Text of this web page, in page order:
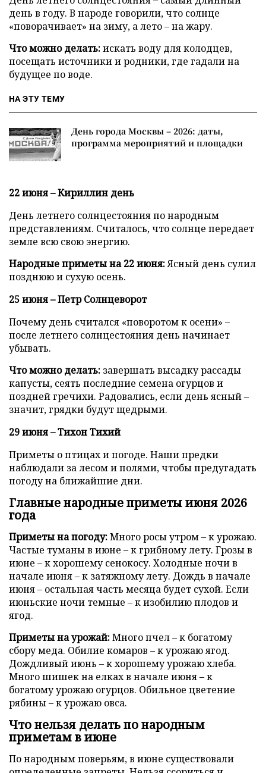
день в году. В народе говорили, что солнце
«поворачивает» на зиму, а лето – на жару.
Что можно делать:искать воду для колодцев,
посещать источники и родники, где гадали на
будущее по воде.
НА ЭТУ ТЕМУ
День города Москвы – 2026: даты,
программа мероприятий и площадки
22 июня – Кириллин день
День летнего солнцестояния по народным
представлениям. Считалось, что солнце передает
земле всю свою энергию.
Народные приметы на 22 июня:Ясный день сулил
позднюю и сухую осень.
25 июня – Петр Солнцеворот
Почему день считался «поворотом к осени» –
после летнего солнцестояния день начинает
убывать.
Что можно делать: завершать высадку рассады
капусты, сеять последние семена огурцов и
поздней гречихи. Радовались, если день ясный –
значит, грядки будут щедрыми.
29 июня – Тихон Тихий
Приметы о птицах и погоде. Наши предки
наблюдали за лесом и полями, чтобы предугадать
погоду на ближайшие дни.
Главные народные приметы июня 2026
года
Приметы на погоду:Много росы утром – к урожаю.
Частые туманы в июне – к грибному лету. Грозы в
июне – к хорошему сенокосу. Холодные ночи в
начале июня – к затяжному лету. Дождь в начале
июня – остальная часть месяца будет сухой. Если
июньские ночи темные – к изобилию плодов и
ягод.
Приметы на урожай:Много пчел – к богатому
сбору меда. Обилие комаров – к урожаю ягод.
Дождливый июнь – к хорошему урожаю хлеба.
Много шишек на елках в начале июня – к
богатому урожаю огурцов. Обильное цветение
рябины – к урожаю овса.
Что нельзя делать по народным
приметам в июне
По народным поверьям, в июне существовали